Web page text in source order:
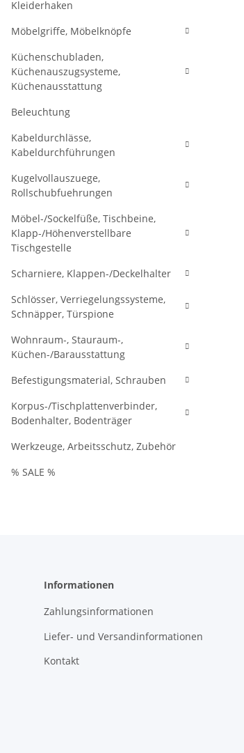
Kleiderhaken
Möbelgriffe, Möbelknöpfe
Küchenschubladen,
Küchenauszugsysteme,
Küchenausstattung
Beleuchtung
Kabeldurchlässe,
Kabeldurchführungen
Kugelvollauszuege,
Rollschubfuehrungen
Möbel-/Sockelfüße, Tischbeine,
Klapp-/Höhenverstellbare
Tischgestelle
Scharniere, Klappen-/Deckelhalter
Schlösser, Verriegelungssysteme,
Schnäpper, Türspione
Wohnraum-, Stauraum-,
Küchen-/Barausstattung
Befestigungsmaterial, Schrauben
Korpus-/Tischplattenverbinder,
Bodenhalter, Bodenträger
Werkzeuge, Arbeitsschutz, Zubehör
% SALE %
Informationen
Zahlungsinformationen
Liefer- und Versandinformationen
Kontakt